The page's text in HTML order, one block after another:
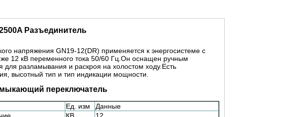
Разъединитель
напряжения GN19-12(DR) применяется к энергосистеме с
12 кВ переменного тока 50/60 Гц.Он оснащен ручным
для разламывания и раскроя на холостом ходу.Есть
высотный тип и тип индикации мощности.
переключатель
Ед. изм
Данные